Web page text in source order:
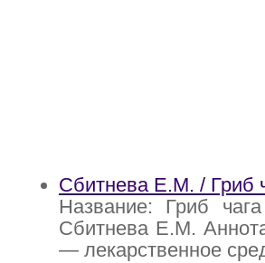
Сбитнева Е.М. / Гриб
Название: Гриб
Сбитнева Е.М.
— лекарственное